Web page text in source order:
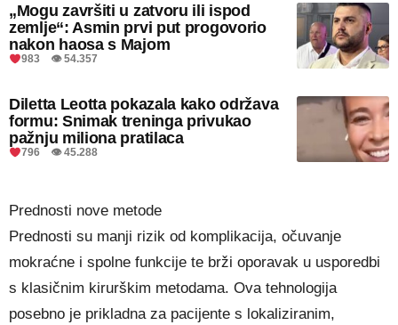
„Mogu završiti u zatvoru ili ispod
zemlje“: Asmin prvi put progovorio
nakon haosa s Majom
983 👁 54.357
Diletta Leotta pokazala kako održava
formu: Snimak treninga privukao
pažnju miliona pratilaca
796 👁 45.288
Prednosti nove metode
Prednosti su manji rizik od komplikacija, očuvanje
mokraćne i spolne funkcije te brži oporavak u usporedbi
s klasičnim kirurškim metodama. Ova tehnologija
posebno je prikladna za pacijente s lokaliziranim,